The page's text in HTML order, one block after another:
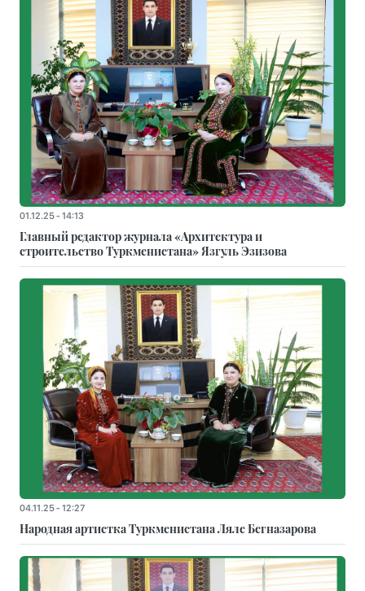
01.12.25 - 14:13
Главный редактор журнала «Архитектура и
строительство Туркменистана» Язгуль Эзизова
04.11.25 - 12:27
Народная артистка Туркменистана Ляле Бегназарова